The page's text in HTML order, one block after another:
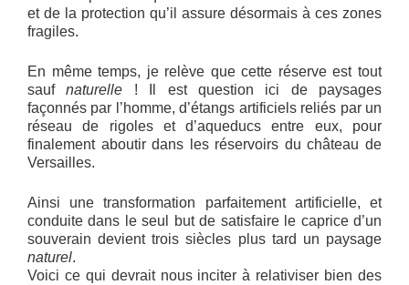
et de la protection qu’il assure désormais à ces zones
fragiles.
En même temps, je relève que cette réserve est tout
saufnaturelle ! Il est question ici de paysages
façonnés par l’homme, d’étangs artificiels reliés par un
réseau de rigoles et d’aqueducs entre eux, pour
finalement aboutir dans les réservoirs du château de
Versailles.
Ainsi une transformation parfaitement artificielle, et
conduite dans le seul but de satisfaire le caprice d’un
souverain devient trois siècles plus tard un paysage
naturel.
Voici ce qui devrait nous inciter à relativiser bien des